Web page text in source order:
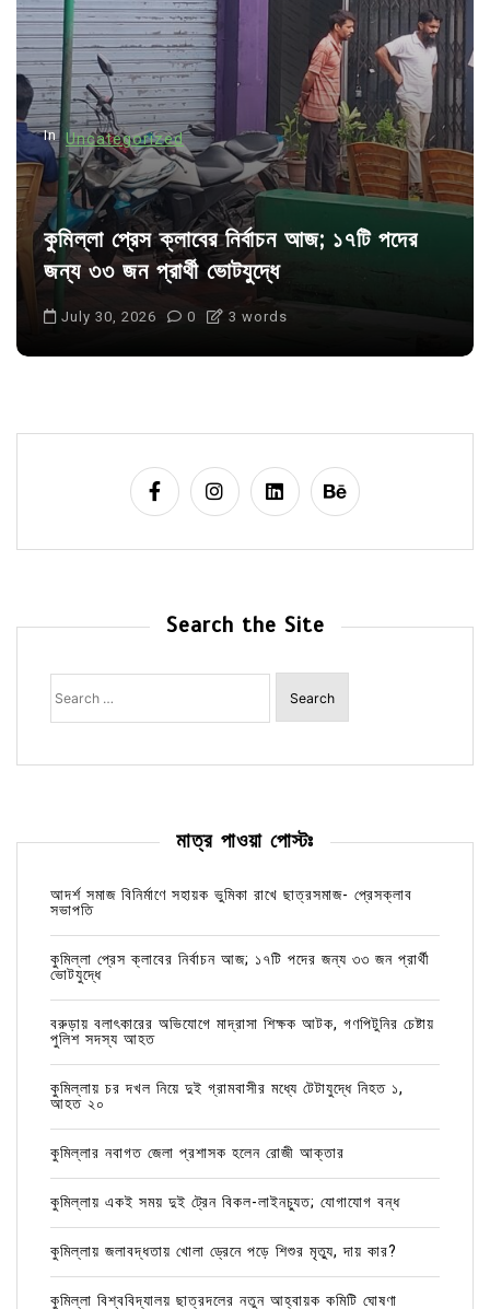
t
i
o
n
In Uncategorized
কুমিল্লা প্রেস ক্লাবের নির্বাচন আজ; ১৭টি পদের
জন্য ৩৩ জন প্রার্থী ভোটযুদ্ধে
July 30, 2026 0 3 words
Search the Site
Search
for:
মাত্র পাওয়া পোস্টঃ
আদর্শ সমাজ বিনির্মাণে সহায়ক ভুমিকা রাখে ছাত্রসমাজ- প্রেসক্লাব
সভাপতি
কুমিল্লা প্রেস ক্লাবের নির্বাচন আজ; ১৭টি পদের জন্য ৩৩ জন প্রার্থী
ভোটযুদ্ধে
বরুড়ায় বলাৎকারের অভিযোগে মাদ্রাসা শিক্ষক আটক, গণপিটুনির চেষ্টায়
পুলিশ সদস্য আহত
কুমিল্লায় চর দখল নিয়ে দুই গ্রামবাসীর মধ্যে টেটাযুদ্ধে নিহত ১,
আহত ২০
কুমিল্লার নবাগত জেলা প্রশাসক হলেন রোজী আক্তার
কুমিল্লায় একই সময় দুই ট্রেন বিকল-লাইনচ্যুত; যোগাযোগ বন্ধ
কুমিল্লায় জলাবদ্ধতায় খোলা ড্রেনে পড়ে শিশুর মৃত্যু, দায় কার?
কুমিল্লা বিশ্ববিদ্যালয় ছাত্রদলের নতুন আহ্বায়ক কমিটি ঘোষণা